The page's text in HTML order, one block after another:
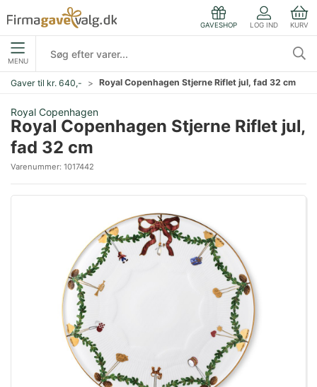
GAVESHOP LOG IND KURV
MENU
Gaver til kr. 640,- Royal Copenhagen Stjerne Riflet jul, fad 32 cm
Royal Copenhagen
Royal Copenhagen Stjerne Riflet jul,
fad 32 cm
Varenummer: 1017442